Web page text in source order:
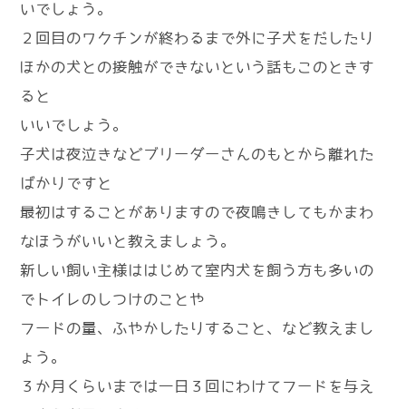
いでしょう。
２回目のワクチンが終わるまで外に子犬をだしたり
ほかの犬との接触ができないという話もこのときす
ると
いいでしょう。
子犬は夜泣きなどブリーダーさんのもとから離れた
ばかりですと
最初はすることがありますので夜鳴きしてもかまわ
なほうがいいと教えましょう。
新しい飼い主様ははじめて室内犬を飼う方も多いの
でトイレのしつけのことや
フードの量、ふやかしたりすること、など教えまし
ょう。
３か月くらいまでは一日３回にわけてフードを与え